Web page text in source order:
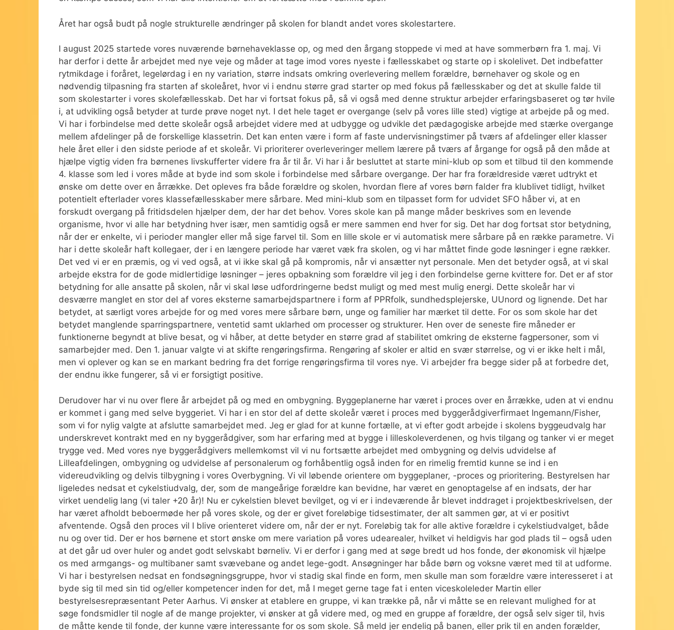
Året har også budt på nogle strukturelle ændringer på skolen for blandt andet vores skolestartere.
I august 2025 startede vores nuværende børnehaveklasse op, og med den årgang stoppede vi med at have sommerbørn fra 1. maj. Vi
har derfor i dette år arbejdet med nye veje og måder at tage imod vores nyeste i fællesskabet og starte op i skolelivet. Det indbefatter
rytmikdage i foråret, legelørdag i en ny variation, større indsats omkring overlevering mellem forældre, børnehaver og skole og en
nødvendig tilpasning fra starten af skoleåret, hvor vi i endnu større grad starter op med fokus på fællesskaber og det at skulle falde til
som skolestarter i vores skolefællesskab. Det har vi fortsat fokus på, så vi også med denne struktur arbejder erfaringsbaseret og tør hvile
i, at udvikling også betyder at turde prøve noget nyt. I det hele taget er overgange (selv på vores lille sted) vigtige at arbejde på og med.
Vi har i forbindelse med dette skoleår også arbejdet videre med at udbygge og udvikle det pædagogiske arbejde med stærke overgange
mellem afdelinger på de forskellige klassetrin. Det kan enten være i form af faste undervisningstimer på tværs af afdelinger eller klasser
hele året eller i den sidste periode af et skoleår. Vi prioriterer overleveringer mellem lærere på tværs af årgange for også på den måde at
hjælpe vigtig viden fra børnenes livskufferter videre fra år til år. Vi har i år besluttet at starte mini-klub op som et tilbud til den kommende
4. klasse som led i vores måde at byde ind som skole i forbindelse med sårbare overgange. Der har fra forældreside været udtrykt et
ønske om dette over en årrække. Det opleves fra både forældre og skolen, hvordan flere af vores børn falder fra klublivet tidligt, hvilket
potentielt efterlader vores klassefællesskaber mere sårbare. Med mini-klub som en tilpasset form for udvidet SFO håber vi, at en
forskudt overgang på fritidsdelen hjælper dem, der har det behov. Vores skole kan på mange måder beskrives som en levende
organisme, hvor vi alle har betydning hver især, men samtidig også er mere sammen end hver for sig. Det har dog fortsat stor betydning,
når der er enkelte, vi i perioder mangler eller må sige farvel til. Som en lille skole er vi automatisk mere sårbare på en række parametre. Vi
har i dette skoleår haft kollegaer, der i en længere periode har været væk fra skolen, og vi har måttet finde gode løsninger i egne rækker.
Det ved vi er en præmis, og vi ved også, at vi ikke skal gå på kompromis, når vi ansætter nyt personale. Men det betyder også, at vi skal
arbejde ekstra for de gode midlertidige løsninger – jeres opbakning som forældre vil jeg i den forbindelse gerne kvittere for. Det er af stor
betydning for alle ansatte på skolen, når vi skal løse udfordringerne bedst muligt og med mest mulig energi. Dette skoleår har vi
desværre manglet en stor del af vores eksterne samarbejdspartnere i form af PPRfolk, sundhedsplejerske, UUnord og lignende. Det har
betydet, at særligt vores arbejde for og med vores mere sårbare børn, unge og familier har mærket til dette. For os som skole har det
betydet manglende sparringspartnere, ventetid samt uklarhed om processer og strukturer. Hen over de seneste fire måneder er
funktionerne begyndt at blive besat, og vi håber, at dette betyder en større grad af stabilitet omkring de eksterne fagpersoner, som vi
samarbejder med. Den 1. januar valgte vi at skifte rengøringsfirma. Rengøring af skoler er altid en svær størrelse, og vi er ikke helt i mål,
men vi oplever og kan se en markant bedring fra det forrige rengøringsfirma til vores nye. Vi arbejder fra begge sider på at forbedre det,
der endnu ikke fungerer, så vi er forsigtigt positive.
Derudover har vi nu over flere år arbejdet på og med en ombygning. Byggeplanerne har været i proces over en årrække, uden at vi endnu
er kommet i gang med selve byggeriet. Vi har i en stor del af dette skoleår været i proces med byggerådgiverfirmaet Ingemann/Fisher,
som vi for nylig valgte at afslutte samarbejdet med. Jeg er glad for at kunne fortælle, at vi efter godt arbejde i skolens byggeudvalg har
underskrevet kontrakt med en ny byggerådgiver, som har erfaring med at bygge i lilleskoleverdenen, og hvis tilgang og tanker vi er meget
trygge ved. Med vores nye byggerådgivers mellemkomst vil vi nu fortsætte arbejdet med ombygning og delvis udvidelse af
Lilleafdelingen, ombygning og udvidelse af personalerum og forhåbentlig også inden for en rimelig fremtid kunne se ind i en
videreudvikling og delvis tilbygning i vores Overbygning. Vi vil løbende orientere om byggeplaner, -proces og prioritering. Bestyrelsen har
ligeledes nedsat et cykelstiudvalg, der, som de mangeårige forældre kan bevidne, har været en genoptagelse af en indsats, der har
virket uendelig lang (vi taler +20 år)! Nu er cykelstien blevet bevilget, og vi er i indeværende år blevet inddraget i projektbeskrivelsen, der
har været afholdt beboermøde her på vores skole, og der er givet foreløbige tidsestimater, der alt sammen gør, at vi er positivt
afventende. Også den proces vil I blive orienteret videre om, når der er nyt. Foreløbig tak for alle aktive forældre i cykelstiudvalget, både
nu og over tid. Der er hos børnene et stort ønske om mere variation på vores udearealer, hvilket vi heldigvis har god plads til – også uden
at det går ud over huler og andet godt selvskabt børneliv. Vi er derfor i gang med at søge bredt ud hos fonde, der økonomisk vil hjælpe
os med armgangs- og multibaner samt svævebane og andet lege-godt. Ansøgninger har både børn og voksne været med til at udforme.
Vi har i bestyrelsen nedsat en fondsøgningsgruppe, hvor vi stadig skal finde en form, men skulle man som forældre være interesseret i at
byde sig til med sin tid og/eller kompetencer inden for det, må I meget gerne tage fat i enten viceskoleleder Martin eller
bestyrelsesrepræsentant Peter Aarhus. Vi ønsker at etablere en gruppe, vi kan trække på, når vi måtte se en relevant mulighed for at
søge fondsmidler til nogle af de mange projekter, vi ønsker at gå videre med, og med en gruppe af forældre, der også selv siger til, hvis
de måtte kende til fonde, der kunne være interessante for os som skole. Så meld jer endelig på banen, eller prik til en anden forælder,